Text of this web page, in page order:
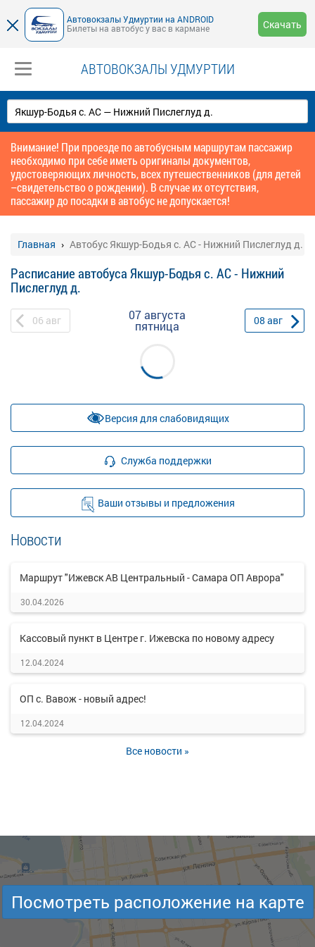
Автовокзалы Удмуртии на ANDROID
Билеты на автобус у вас в кармане
Скачать
АВТОВОКЗАЛЫ УДМУРТИИ
Внимание! При проезде по автобусным маршрутам пассажир
необходимо при себе иметь оригиналы документов,
удостоверяющих личность, всех путешественников (для детей
–свидетельство о рождении). В случае их отсутствия,
пассажир до посадки в автобус не допускается!
Главная Автобус Якшур-Бодья с. АС - Нижний Пислеглуд д.
Расписание автобуса Якшур-Бодья с. АС - Нижний
Пислеглуд д.
06 авг 07 августа
пятница 08 авг
Версия для слабовидящих
Служба поддержки
Ваши отзывы и предложения
Новости
Маршрут "Ижевск АВ Центральный - Самара ОП Аврора"
30.04.2026
Кассовый пункт в Центре г. Ижевска по новому адресу
12.04.2024
ОП с. Вавож - новый адрес!
12.04.2024
Все новости »
Посмотреть расположение на карте